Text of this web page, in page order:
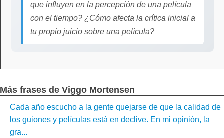
que influyen en la percepción de una película
con el tiempo? ¿Cómo afecta la crítica inicial a
tu propio juicio sobre una película?
Más frases de Viggo Mortensen
Cada año escucho a la gente quejarse de que la calidad de
los guiones y películas está en declive. En mi opinión, la
gra...